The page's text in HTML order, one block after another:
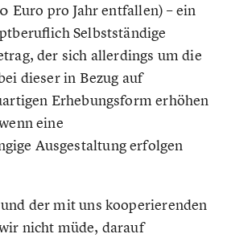
Euro pro Jahr entfallen) – ein
Selbstständige
der sich allerdings um die
dieser in Bezug auf
Erhebungsform erhöhen
eine
Ausgestaltung erfolgen
der mit uns kooperierenden
nicht müde, darauf